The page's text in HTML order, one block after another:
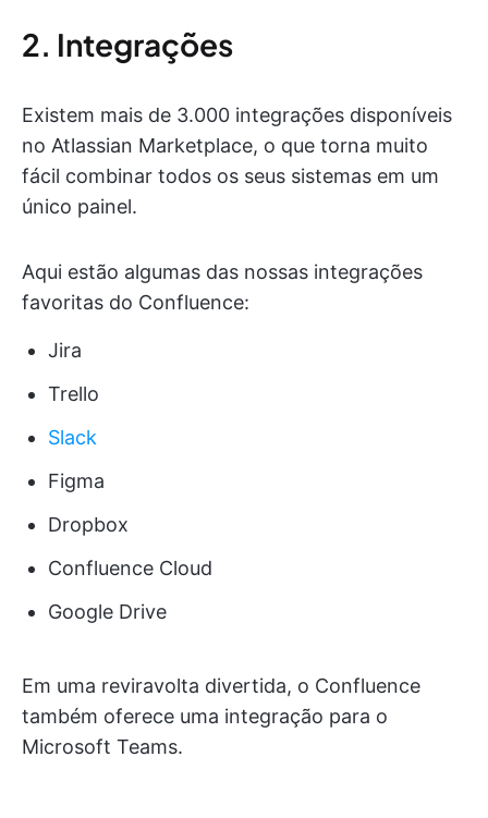
2. Integrações
Existem mais de 3.000 integrações disponíveis
no Atlassian Marketplace, o que torna muito
fácil combinar todos os seus sistemas em um
único painel.
Aqui estão algumas das nossas integrações
favoritas do Confluence:
Jira
Trello
Slack
Figma
Dropbox
Confluence Cloud
Google Drive
Em uma reviravolta divertida, o Confluence
também oferece uma integração para o
Microsoft Teams.